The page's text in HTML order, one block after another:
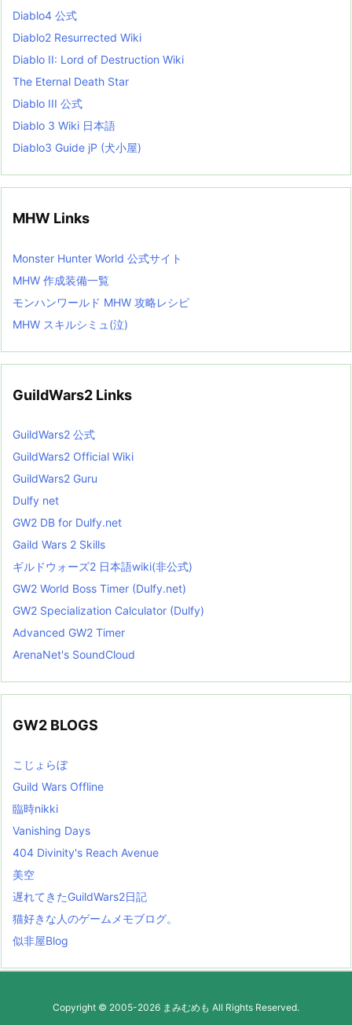
s
t
Diablo4 公式
Diablo2 Resurrected Wiki
Diablo II: Lord of Destruction Wiki
The Eternal Death Star
Diablo III 公式
Diablo 3 Wiki 日本語
Diablo3 Guide jP (犬小屋)
MHW Links
Monster Hunter World 公式サイト
MHW 作成装備一覧
モンハンワールド MHW 攻略レシピ
MHW スキルシミュ(泣)
GuildWars2 Links
GuildWars2 公式
GuildWars2 Official Wiki
GuildWars2 Guru
Dulfy net
GW2 DB for Dulfy.net
Gaild Wars 2 Skills
ギルドウォーズ2 日本語wiki(非公式)
GW2 World Boss Timer (Dulfy.net)
GW2 Specialization Calculator (Dulfy)
Advanced GW2 Timer
ArenaNet's SoundCloud
GW2 BLOGS
こじょらぼ
Guild Wars Offline
臨時nikki
Vanishing Days
404 Divinity's Reach Avenue
美空
遅れてきたGuildWars2日記
猫好きな人のゲームメモブログ。
似非屋Blog
Copyright © 2005-2026 まみむめも All Rights Reserved.